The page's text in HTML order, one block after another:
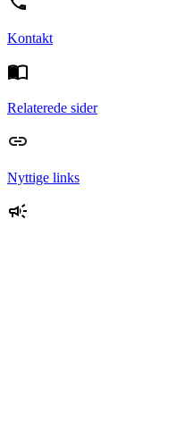
Kontakt
Relaterede sider
Nyttige links